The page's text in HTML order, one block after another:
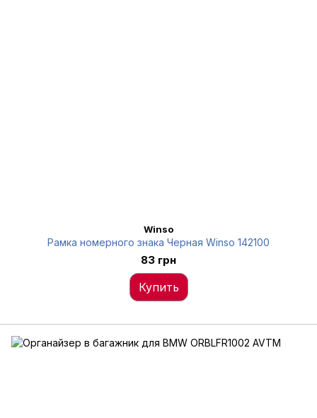
Winso
Рамка номерного знака Черная Winso 142100
83 грн
Купить